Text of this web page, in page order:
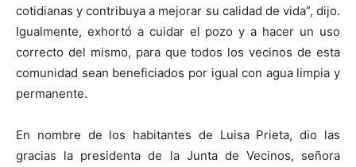
cotidianas y contribuya a mejorar su calidad de vida”, dijo.
Igualmente, exhortó a cuidar el pozo y a hacer un uso
correcto del mismo, para que todos los vecinos de esta
comunidad sean beneficiados por igual con agua limpia y
permanente.
En nombre de los habitantes de Luisa Prieta, dio las
gracias la presidenta de la Junta de Vecinos, señora